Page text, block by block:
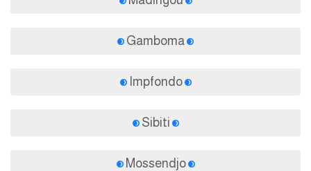
Impfondo
Mossendjo